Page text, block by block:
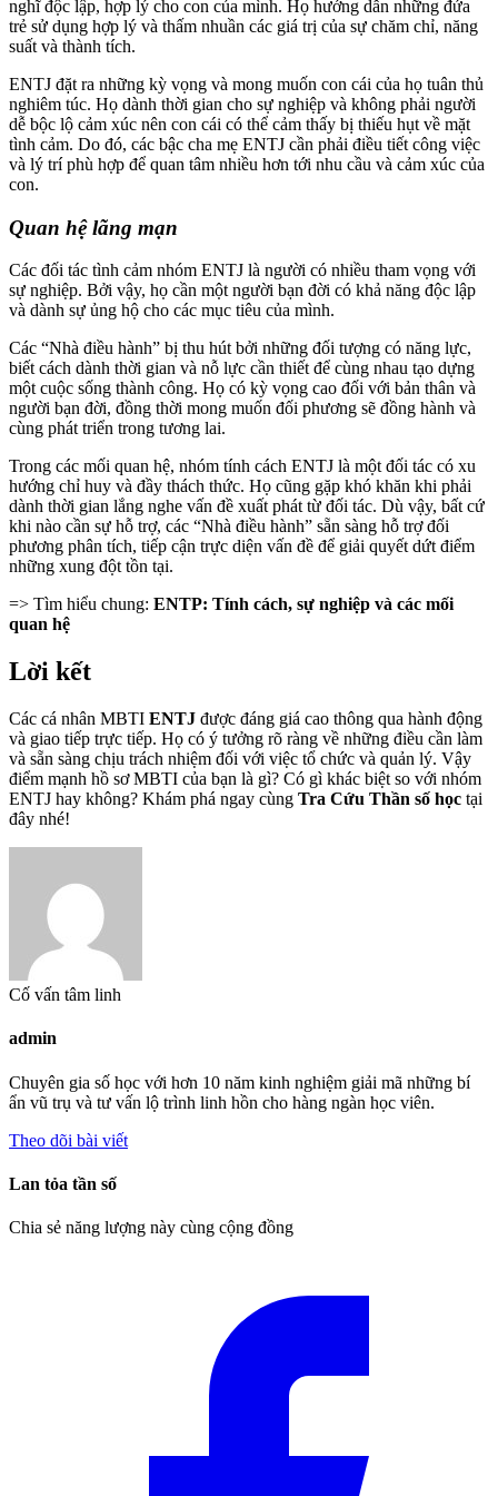
nghĩ độc lập, hợp lý cho con của mình. Họ hướng dẫn những đứa
trẻ sử dụng hợp lý và thấm nhuần các giá trị của sự chăm chỉ, năng
suất và thành tích.
ENTJ đặt ra những kỳ vọng và mong muốn con cái của họ tuân thủ
nghiêm túc. Họ dành thời gian cho sự nghiệp và không phải người
dễ bộc lộ cảm xúc nên con cái có thể cảm thấy bị thiếu hụt về mặt
tình cảm. Do đó, các bậc cha mẹ ENTJ cần phải điều tiết công việc
và lý trí phù hợp để quan tâm nhiều hơn tới nhu cầu và cảm xúc của
con.
Quan hệ lãng mạn
Các đối tác tình cảm nhóm ENTJ là người có nhiều tham vọng với
sự nghiệp. Bởi vậy, họ cần một người bạn đời có khả năng độc lập
và dành sự ủng hộ cho các mục tiêu của mình.
Các “Nhà điều hành” bị thu hút bởi những đối tượng có năng lực,
biết cách dành thời gian và nỗ lực cần thiết để cùng nhau tạo dựng
một cuộc sống thành công. Họ có kỳ vọng cao đối với bản thân và
người bạn đời, đồng thời mong muốn đối phương sẽ đồng hành và
cùng phát triển trong tương lai.
Trong các mối quan hệ, nhóm tính cách ENTJ là một đối tác có xu
hướng chỉ huy và đầy thách thức. Họ cũng gặp khó khăn khi phải
dành thời gian lắng nghe vấn đề xuất phát từ đối tác. Dù vậy, bất cứ
khi nào cần sự hỗ trợ, các “Nhà điều hành” sẵn sàng hỗ trợ đối
phương phân tích, tiếp cận trực diện vấn đề để giải quyết dứt điểm
những xung đột tồn tại.
=> Tìm hiểu chung: ENTP: Tính cách, sự nghiệp và các mối
quan hệ
Lời kết
Các cá nhân MBTI ENTJ được đáng giá cao thông qua hành động
và giao tiếp trực tiếp. Họ có ý tưởng rõ ràng về những điều cần làm
và sẵn sàng chịu trách nhiệm đối với việc tổ chức và quản lý. Vậy
điểm mạnh hồ sơ MBTI của bạn là gì? Có gì khác biệt so với nhóm
ENTJ hay không? Khám phá ngay cùng Tra Cứu Thần số học tại
đây nhé!
Cố vấn tâm linh
admin
Chuyên gia số học với hơn 10 năm kinh nghiệm giải mã những bí
ẩn vũ trụ và tư vấn lộ trình linh hồn cho hàng ngàn học viên.
Theo dõi bài viết
Lan tỏa tần số
Chia sẻ năng lượng này cùng cộng đồng